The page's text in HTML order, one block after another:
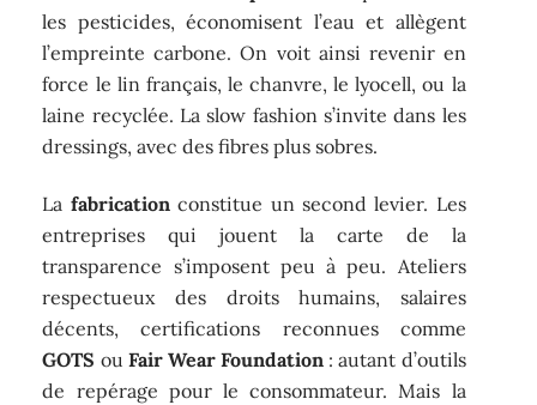
les pesticides, économisent l’eau et allègent
l’empreinte carbone. On voit ainsi revenir en
force le lin français, le chanvre, le lyocell, ou la
laine recyclée. La slow fashion s’invite dans les
dressings, avec des fibres plus sobres.
La fabricationconstitue un second levier. Les
entreprises qui jouent la carte de la
transparence s’imposent peu à peu. Ateliers
respectueux des droits humains, salaires
décents, certifications reconnues comme
GOTS ou Fair Wear Foundation : autant d’outils
de repérage pour le consommateur. Mais la